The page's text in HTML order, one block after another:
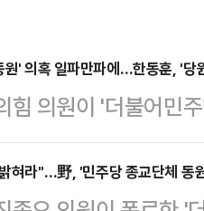
원' 의혹 일파만파에…한동훈, '당
힘 의원이 '더불어민
했다'는 의혹을 제기
표가 더불어민주당
혀라"…野, '민주당 종교단체 동